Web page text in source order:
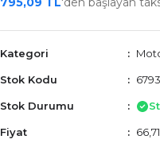
Kategori
Stok Kodu
Stok Durumu
Fiyat